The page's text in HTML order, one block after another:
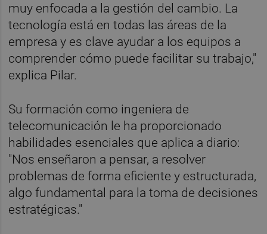
muy enfocada a la gestión del cambio. La
tecnología está en todas las áreas de la
empresa y es clave ayudar a los equipos a
comprender cómo puede facilitar su trabajo,"
explica Pilar.
Su formación como ingeniera de
telecomunicación le ha proporcionado
habilidades esenciales que aplica a diario:
"Nos enseñaron a pensar, a resolver
problemas de forma eficiente y estructurada,
algo fundamental para la toma de decisiones
estratégicas."